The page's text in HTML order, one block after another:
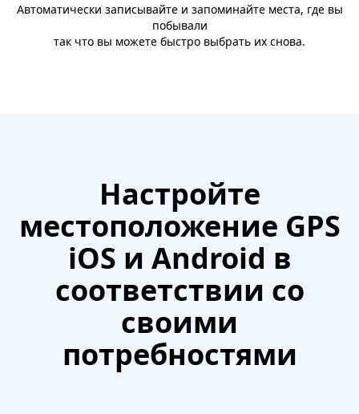
Автоматически записывайте и запоминайте места, где вы
побывали
так что вы можете быстро выбрать их снова.
Настройте
местоположение GPS
iOS и Android в
соответствии со
своими
потребностями